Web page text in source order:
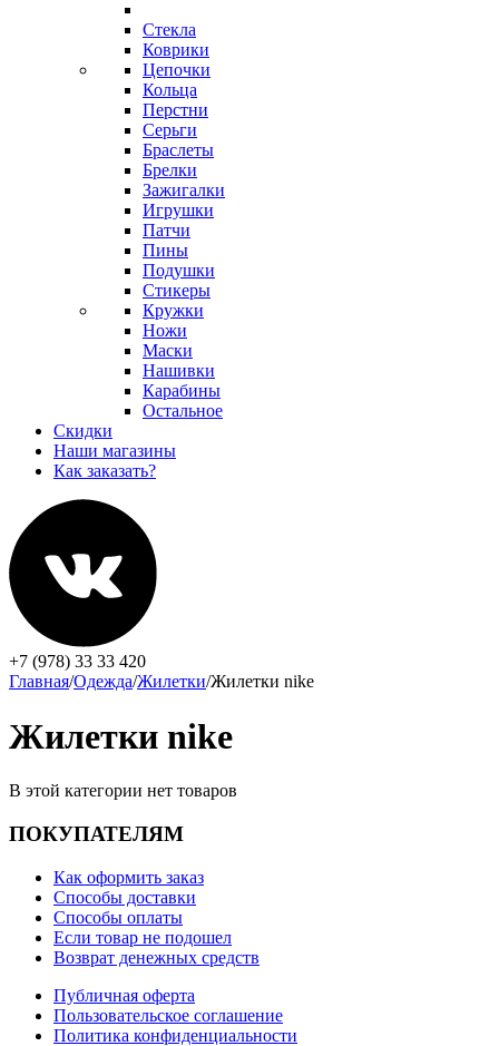
Стекла
Коврики
Цепочки
Кольца
Перстни
Серьги
Браслеты
Брелки
Зажигалки
Игрушки
Патчи
Пины
Подушки
Стикеры
Кружки
Ножи
Маски
Нашивки
Карабины
Остальное
Скидки
Наши магазины
Как заказать?
+7 (978) 33 33 420
Главная/Одежда/Жилетки/Жилетки nike
Жилетки nike
В этой категории нет товаров
ПОКУПАТЕЛЯМ
Как оформить заказ
Способы доставки
Способы оплаты
Если товар не подошел
Возврат денежных средств
Публичная оферта
Пользовательское соглашение
Политика конфиденциальности